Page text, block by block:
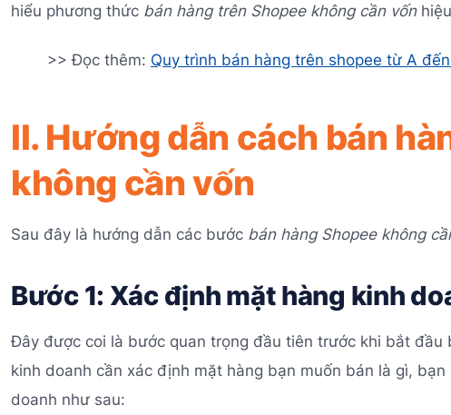
hiểu phương thức bán hàng trên Shopee không cần vốn
>> Đọc thêm: Quy trình bán hàng trên shopee từ A
II. Hướng dẫn cách bán
không cần vốn
Sau đây là hướng dẫn các bước bán hàng Shopee không
Bước 1: Xác định mặt hàng kinh
Đây được coi là bước quan trọng đầu tiên trước khi bắt đầu
kinh doanh cần xác định mặt hàng bạn muốn bán là gì,
doanh như sau: